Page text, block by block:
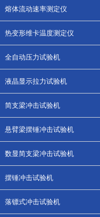
熔体流动速率测定仪
热变形维卡温度测定仪
全自动压力试验机
液晶显示拉力试验机
简支梁冲击试验机
悬臂梁摆锤冲击试验机
数显简支梁冲击试验机
摆锤冲击试验机
落镖式冲击试验机